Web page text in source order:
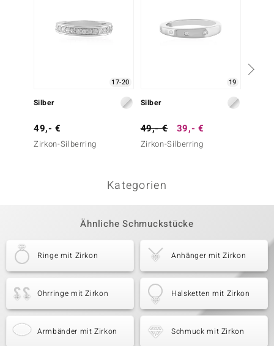
17-20
Silber
49,- €
Zirkon-Silberring
19
Silber
49,- € 39,- €
Zirkon-Silberring
Kategorien
Ähnliche Schmuckstücke
Ringe mit Zirkon Anhänger mit Zirkon
Ohrringe mit Zirkon Halsketten mit Zirkon
Armbänder mit Zirkon Schmuck mit Zirkon